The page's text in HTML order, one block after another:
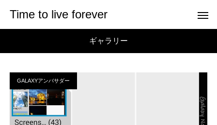
Time to live forever
ギャラリー
GALAXYアンバサダー